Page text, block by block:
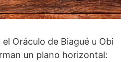
el Oráculo de Biagué u Obi
un plano horizontal: